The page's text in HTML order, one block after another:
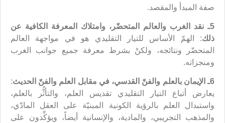
صفة المبدأ والمقصد.
5ـ نقد الغرب والعالم المتحضّر، وامتلاك المعرفة الكافية عن
ذلك: الهمّ الأساس للتيار التقليدي هو في مواجهة العالم
المتحضّر ونتائجه، ولكنْ بشرط معرفة جميع جوانب الغرب
ومنجزاته.
6ـ الإيمان بالعلم والفنّ القدسي، في مقابل العلم والفنّ الحديث
:
يعارض أتباع التيار التقليدي تقديس العلم، والتأثُّر بالعلم،
واستبدال العلم بالرؤية الكونية المبنيّة على العقل المادّي،
والمذهب التجريبي، والمادية، والإنسانية أيضاً، ويؤكِّدون على